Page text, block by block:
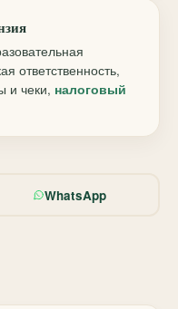
ответственность,
и чеки, налоговый
WhatsApp